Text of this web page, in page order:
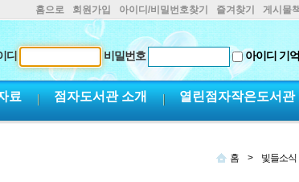
홈으로 회원가입 아이디/비밀번호찾기 즐겨찾기 게시물
디 비밀번호 아이디 기
료 점자도서관 소개 열린점자작은도서관
홈 > 빛들소식